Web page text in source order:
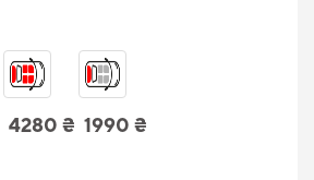
4280 ₴ 1990 ₴